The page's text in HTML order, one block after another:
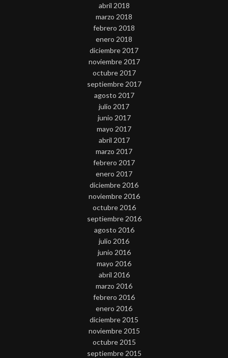
abril 2018
marzo 2018
febrero 2018
enero 2018
diciembre 2017
noviembre 2017
octubre 2017
septiembre 2017
agosto 2017
julio 2017
junio 2017
mayo 2017
abril 2017
marzo 2017
febrero 2017
enero 2017
diciembre 2016
noviembre 2016
octubre 2016
septiembre 2016
agosto 2016
julio 2016
junio 2016
mayo 2016
abril 2016
marzo 2016
febrero 2016
enero 2016
diciembre 2015
noviembre 2015
octubre 2015
septiembre 2015